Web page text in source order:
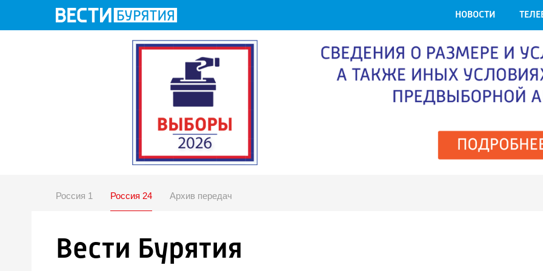
НОВОСТИ
Россия 1 Россия 24 Архив передач
Вести Бурятия